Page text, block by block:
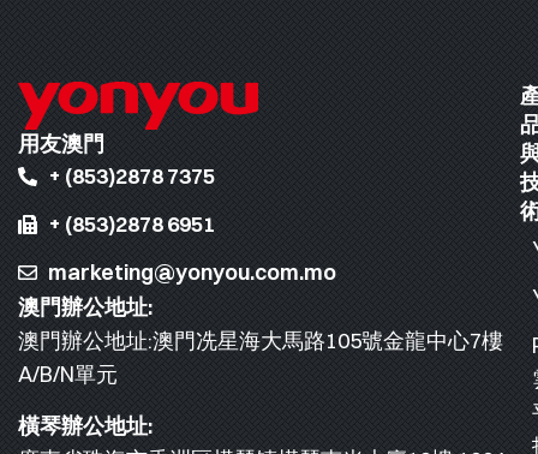
用友澳門
+ (853)2878 7375
+ (853)2878 6951
marketing@yonyou.com.mo
澳門辦公地址:
澳門辦公地址:澳門冼星海大馬路105號金龍中心7樓
A/B/N單元
橫琴辦公地址: